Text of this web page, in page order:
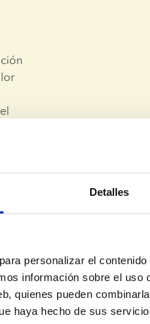
Detalles
personalizar el
información sobre el uso
quienes pueden
haya hecho de sus